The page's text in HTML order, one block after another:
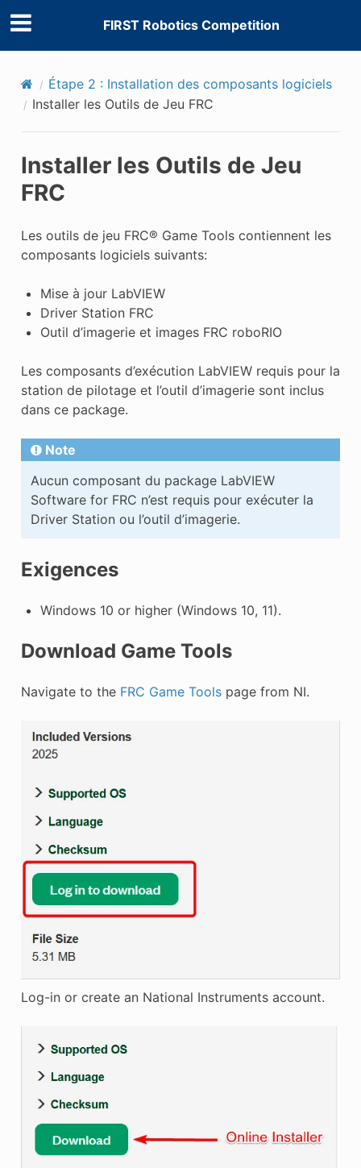
FIRST Robotics Competition
Étape 2 : Installation des composants logiciels
Installer les Outils de Jeu FRC
Installer les Outils de Jeu
FRC
Les outils de jeu FRC® Game Tools contiennent les
composants logiciels suivants:
Mise à jour LabVIEW
Driver Station FRC
Outil d’imagerie et images FRC roboRIO
Les composants d’exécution LabVIEW requis pour la
station de pilotage et l’outil d’imagerie sont inclus
dans ce package.
Note
Aucun composant du package LabVIEW
Software for FRC n’est requis pour exécuter la
Driver Station ou l’outil d’imagerie.
Exigences
Windows 10 or higher (Windows 10, 11).
Download Game Tools
Navigate to the FRC Game Toolspage from NI.
Log-in or create an National Instruments account.